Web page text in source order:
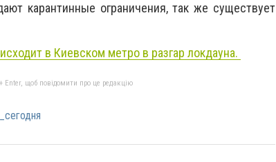
карантинные ограничения, так же существует
в Киевском метро в разгар локдауна.
Enter, щоб повідомити про це редакцію